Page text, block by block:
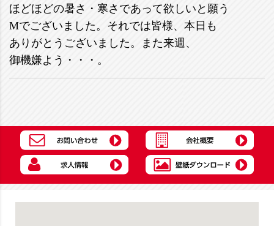
ほどほどの暑さ・寒さであって欲しいと願う
Mでございました。それでは皆様、本日も
ありがとうございました。また来週、
御機嫌よう・・・。